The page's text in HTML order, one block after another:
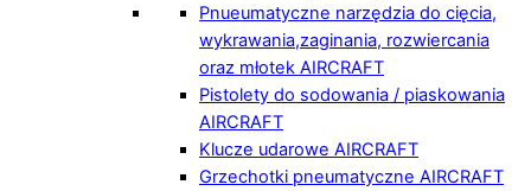
Pnueumatyczne narzędzia do cięcia,
wykrawania,zaginania, rozwiercania
oraz młotek AIRCRAFT
Pistolety do sodowania / piaskowania
AIRCRAFT
Klucze udarowe AIRCRAFT
Grzechotki pneumatyczne AIRCRAFT